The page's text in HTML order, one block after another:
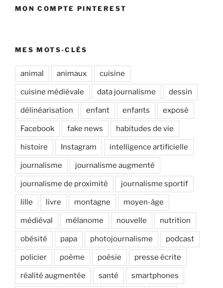
MON COMPTE PINTEREST
MES MOTS-CLÉS
animal animaux cuisine
cuisine médiévale data journalisme dessin
délinéarisation enfant enfants exposé
Facebook fake news habitudes de vie
histoire Instagram intelligence artificielle
journalisme journalisme augmenté
journalisme de proximité journalisme sportif
lille livre montagne moyen-âge
médiéval mélanome nouvelle nutrition
obésité papa photojournalisme podcast
policier poème poésie presse écrite
réalité augmentée santé smartphones